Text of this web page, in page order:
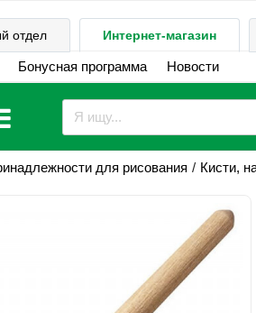
отдел Интернет-магазин
Бонусная программа Новости
для рисования Кисти,